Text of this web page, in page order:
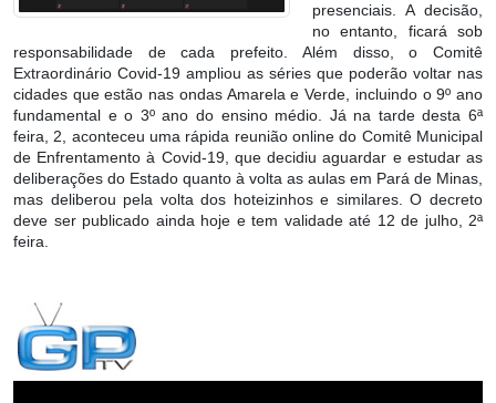
presenciais. A decisão,
no entanto, ficará sob
responsabilidade de cada prefeito. Além disso, o Comitê
Extraordinário Covid-19 ampliou as séries que poderão voltar nas
cidades que estão nas ondas Amarela e Verde, incluindo o 9º ano
fundamental e o 3º ano do ensino médio. Já na tarde desta 6ª
feira, 2, aconteceu uma rápida reunião online do Comitê Municipal
de Enfrentamento à Covid-19, que decidiu aguardar e estudar as
deliberações do Estado quanto à volta as aulas em Pará de Minas,
mas deliberou pela volta dos hoteizinhos e similares. O decreto
deve ser publicado ainda hoje e tem validade até 12 de julho, 2ª
feira.